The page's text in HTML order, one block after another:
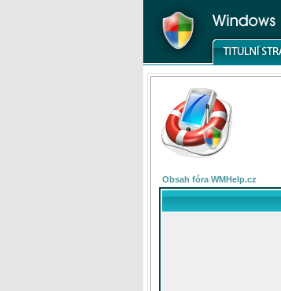
Obsah fóra WMHelp.cz